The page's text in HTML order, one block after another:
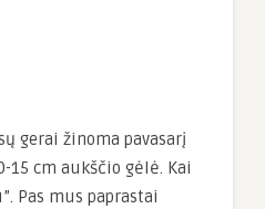
gerai žinoma pavasarį
cm aukščio gėlė. Kai
Pas mus paprastai